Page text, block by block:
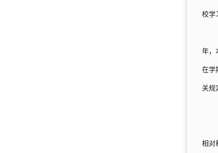
校学
年，
在学
关规
相对